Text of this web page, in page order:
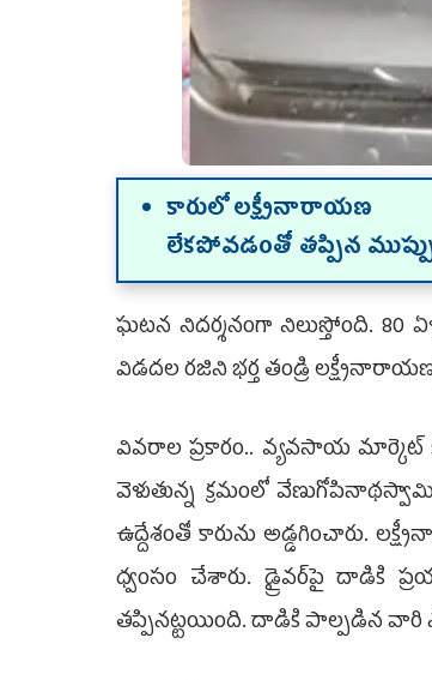
కారులో లక్ష్మీనారాయణ
లేకపోవడంతో తప్పిన
ఘటన నిదర్శనంగా నిలుస్తోంది. 80
విడదల రజిని భర్త తండ్రి
వివరాల ప్రకారం.. వ్యవసాయ మార్కెట్‌
వెళుతున్న క్రమంలో
ఉద్దేశంతో కారును అడ్డగించారు.
ధ్వంసం చేశారు. డ్రైవర్‌పై దాడికి
తప్పినట్టయింది. దాడికి పాల్పడిన వారి